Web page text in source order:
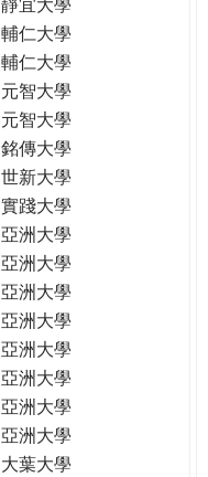
輔仁大學
輔仁大學
元智大學
元智大學
銘傳大學
世新大學
實踐大學
亞洲大學
亞洲大學
亞洲大學
亞洲大學
亞洲大學
亞洲大學
亞洲大學
亞洲大學
大葉大學